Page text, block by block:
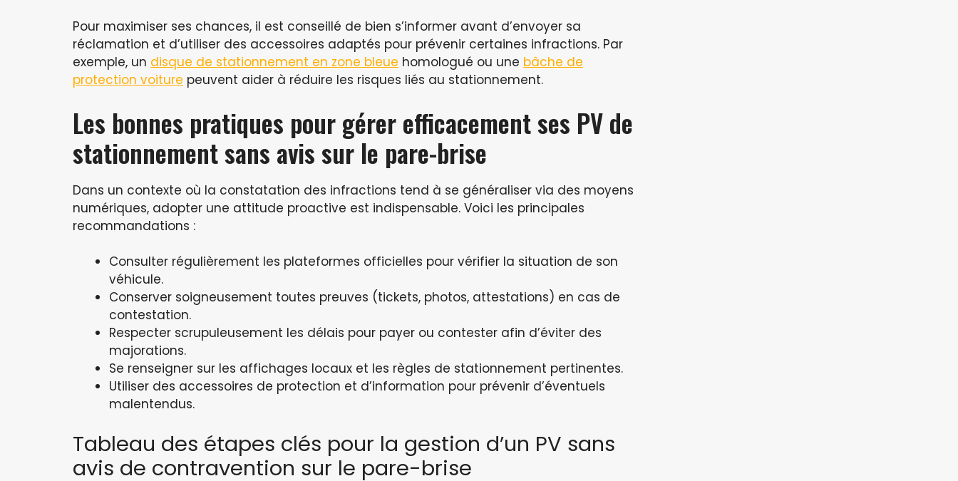
Pour maximiser ses chances, il est conseillé de bien s’informer avant d’envoyer sa
réclamation et d’utiliser des accessoires adaptés pour prévenir certaines infractions. Par
exemple, un disque de stationnement en zone bleue homologué ou une bâche de
protection voiture peuvent aider à réduire les risques liés au stationnement.
Les bonnes pratiques pour gérer efficacement ses PV de
stationnement sans avis sur le pare-brise
Dans un contexte où la constatation des infractions tend à se généraliser via des moyens
numériques, adopter une attitude proactive est indispensable. Voici les principales
recommandations :
Consulter régulièrement les plateformes officielles pour vérifier la situation de son
véhicule.
Conserver soigneusement toutes preuves (tickets, photos, attestations) en cas de
contestation.
Respecter scrupuleusement les délais pour payer ou contester afin d’éviter des
majorations.
Se renseigner sur les affichages locaux et les règles de stationnement pertinentes.
Utiliser des accessoires de protection et d’information pour prévenir d’éventuels
malentendus.
Tableau des étapes clés pour la gestion d’un PV sans
avis de contravention sur le pare-brise